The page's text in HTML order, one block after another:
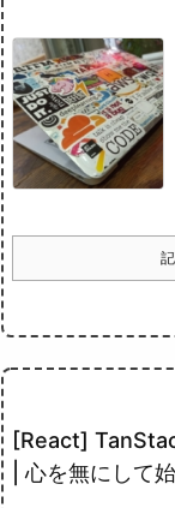
[React]
| 心を無にして